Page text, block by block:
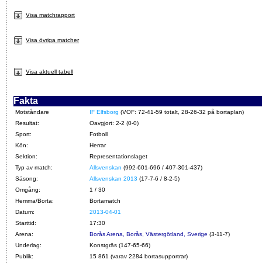
Visa matchrapport
Visa övriga matcher
Visa aktuell tabell
Fakta
Motståndare IF Elfsborg (VOF: 72-41-59 totalt, 28-26-32 på bortaplan)
Resultat:
Oavgjort: 2-2 (0-0)
Sport:
Fotboll
Kön:
Herrar
Sektion:
Representationslaget
Typ av match:
Allsvenskan (992-601-696 / 407-301-437)
Säsong:
Allsvenskan 2013 (17-7-6 / 8-2-5)
Omgång:
1 / 30
Hemma/Borta:
Bortamatch
Datum:
2013-04-01
Starttid:
17:30
Arena:
Borås Arena, Borås, Västergötland, Sverige (3-11-7)
Underlag:
Konstgräs (147-65-66)
Publik:
15 861 (varav 2284 bortasupportrar)